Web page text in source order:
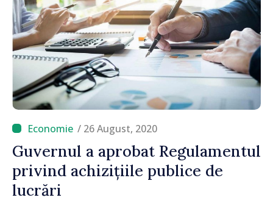
/ 26 August, 2020
Guvernul a aprobat Regulamentul
privind achizițiile publice de
lucrări